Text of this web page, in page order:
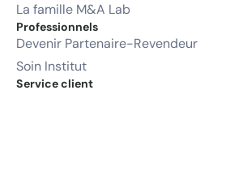
La famille M&A Lab
Professionnels
Devenir Partenaire-Revendeur
Soin Institut
Service client